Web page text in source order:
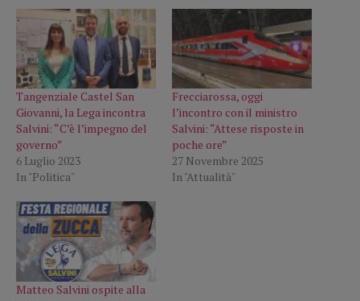
Tangenziale Castel San
Giovanni, la Lega incontra
Salvini: “C’è l’impegno del
governo”
6 Luglio 2023
In "Politica"
Frecciarossa, oggi
l’incontro con il ministro
Salvini: “Attese risposte in
poche ore”
27 Novembre 2025
In "Attualità"
Matteo Salvini ospite alla